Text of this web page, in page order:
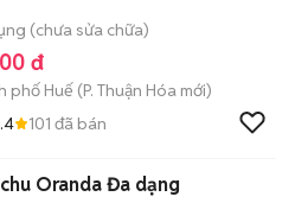
(chưa sửa chữa)
đ
phố Huế (P. Thuận Hóa mới)
101 đã bán
Oranda Đa dạng